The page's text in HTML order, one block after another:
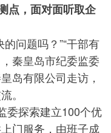
点，面对面听取企
问题吗？”“干部有
秦皇岛市纪委监委
岛有限公司走访，
。
探索建立100个优
门服务，由班子成